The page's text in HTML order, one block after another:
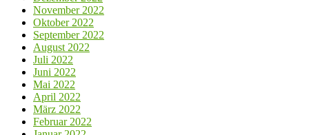
November 2022
Oktober 2022
September 2022
August 2022
Juli 2022
Juni 2022
Mai 2022
April 2022
März 2022
Februar 2022